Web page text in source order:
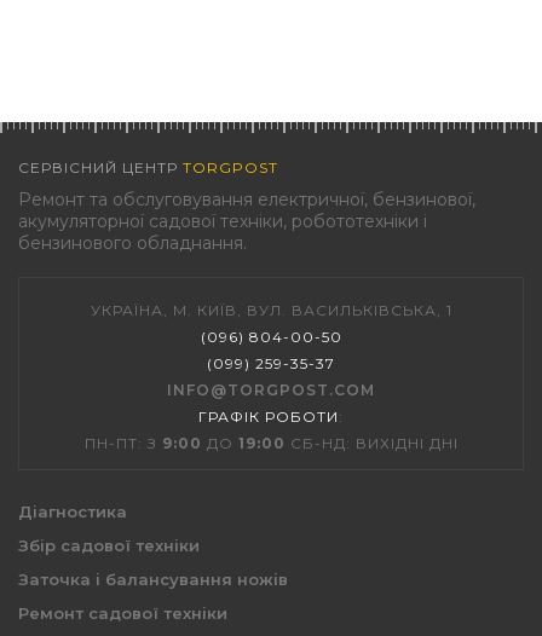
СЕРВІСНИЙ ЦЕНТР TORGPOST
Ремонт та обслуговування електричної, бензинової,
акумуляторної садової техніки, робототехніки і
бензинового обладнання.
УКРАЇНА, М. КИЇВ, ВУЛ. ВАСИЛЬКІВСЬКА, 1
(096) 804-00-50
(099) 259-35-37
INFO@TORGPOST.COM
ГРАФІК РОБОТИ :
ПН-ПТ: З 9:00 ДО 19:00 СБ-НД: ВИХІДНІ ДНІ
Діагностика
Збір садової техніки
Заточка і балансування ножів
Ремонт садової техніки